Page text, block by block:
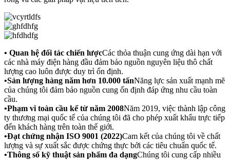
• Quan hệ đối tác chiến lượcCác thỏa thuận cung ứng dài hạn với
các nhà máy điện hàng đầu đảm bảo nguồn nguyên liệu thô chất
lượng cao luôn được duy trì ổn định.
•Sản lượng hàng năm hơn 10.000 tấnNăng lực sản xuất mạnh mẽ
của chúng tôi đảm bảo nguồn cung ổn định đáp ứng nhu cầu toàn
cầu.
•Phạm vi toàn cầu kể từ năm 2008Năm 2019, việc thành lập công
ty thương mại quốc tế của chúng tôi đã cho phép xuất khẩu trực tiếp
đến khách hàng trên toàn thế giới.
•Đạt chứng nhận ISO 9001 (2022)Cam kết của chúng tôi về chất
lượng và sự xuất sắc được chứng thực bởi các tiêu chuẩn quốc tế.
•Thông số kỹ thuật sản phẩm đa dạngChúng tôi cung cấp nhiều